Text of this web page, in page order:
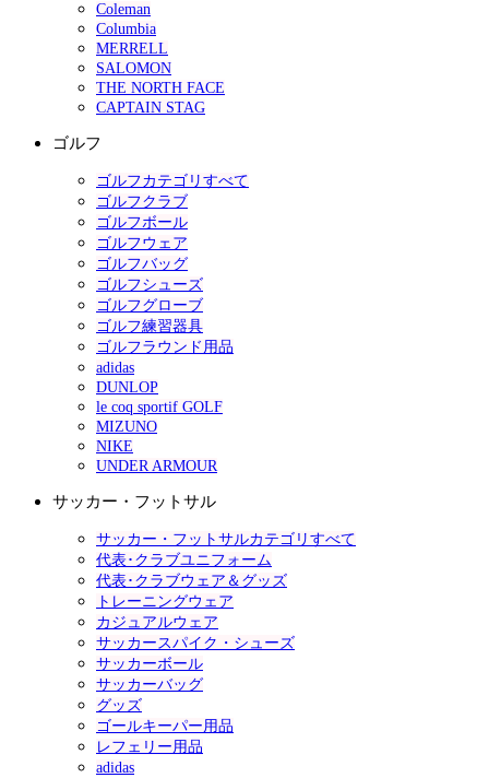
Coleman
Columbia
MERRELL
SALOMON
THE NORTH FACE
CAPTAIN STAG
ゴルフ
ゴルフカテゴリすべて
ゴルフクラブ
ゴルフボール
ゴルフウェア
ゴルフバッグ
ゴルフシューズ
ゴルフグローブ
ゴルフ練習器具
ゴルフラウンド用品
adidas
DUNLOP
le coq sportif GOLF
MIZUNO
NIKE
UNDER ARMOUR
サッカー・フットサル
サッカー・フットサルカテゴリすべて
代表･クラブユニフォーム
代表･クラブウェア＆グッズ
トレーニングウェア
カジュアルウェア
サッカースパイク・シューズ
サッカーボール
サッカーバッグ
グッズ
ゴールキーパー用品
レフェリー用品
adidas